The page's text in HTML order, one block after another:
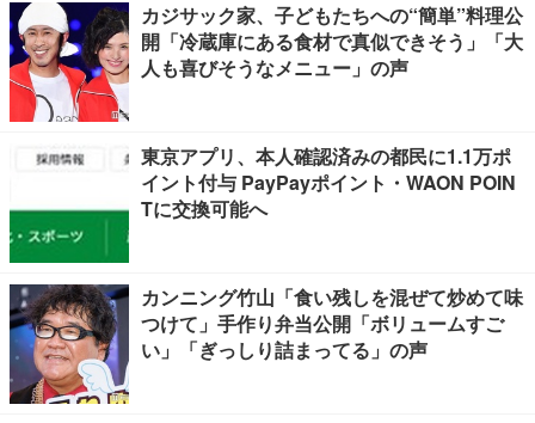
カジサック家、子どもたちへの“簡単”料理公
開「冷蔵庫にある食材で真似できそう」「大
人も喜びそうなメニュー」の声
東京アプリ、本人確認済みの都民に1.1万ポ
イント付与 PayPayポイント・WAON POIN
Tに交換可能へ
カンニング竹山「食い残しを混ぜて炒めて味
つけて」手作り弁当公開「ボリュームすご
い」「ぎっしり詰まってる」の声